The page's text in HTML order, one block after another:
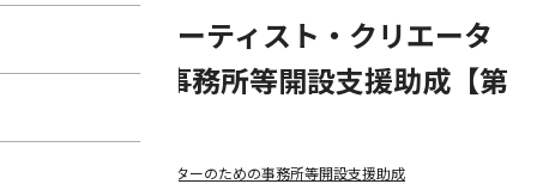
2018年度 アーティスト・クリエータ
ーのための事務所等開設支援助成【第
アーティスト・クリエーターのための事務所等開設支援助成